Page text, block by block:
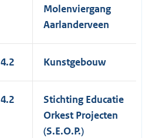
Molenviergang
Aarlanderveen
4.2 Kunstgebouw
4.2
Stichting Educatie
Orkest Projecten
(S.E.O.P.)